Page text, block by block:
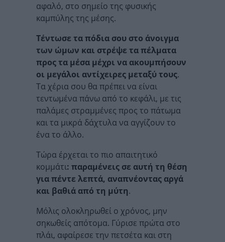
αφαλό, στο σημείο της φυσικής
καμπύλης της μέσης.
Τέντωσε τα πόδια σου στο άνοιγμα
των ώμων και στρέψε τα πέλματα
προς τα μέσα μέχρι να ακουμπήσουν
οι μεγάλοι αντίχειρες μεταξύ τους.
Τα χέρια σου θα πρέπει να είναι
τεντωμένα πάνω από το κεφάλι, με τις
παλάμες στραμμένες προς το πάτωμα
και τα μικρά δάχτυλα να αγγίζουν το
ένα το άλλο.
Τώρα έρχεται το πιο απαιτητικό
κομμάτι: παραμένεις σε αυτή τη θέση
για πέντε λεπτά, αναπνέοντας αργά
και βαθιά από τη μύτη.
Μόλις ολοκληρωθεί ο χρόνος, μην
σηκωθείς απότομα. Γύρισε πρώτα στο
πλάι, αφαίρεσε την πετσέτα και στη